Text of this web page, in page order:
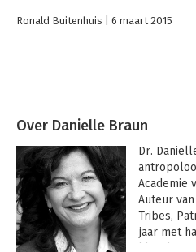
Ronald Buitenhuis 6 maart 2015
Over Danielle Braun
Dr.
Academie
Auteur
Tribes,
jaar met